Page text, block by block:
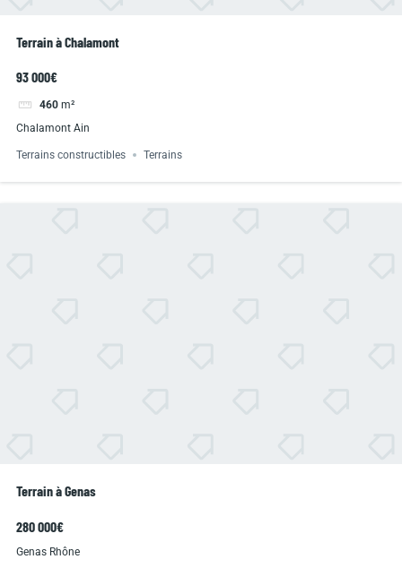
Terrain à Chalamont
93 000€
460 m²
Chalamont Ain
Terrains constructibles Terrains
Terrain à Genas
280 000€
Genas Rhône